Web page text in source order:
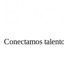
Conectamos